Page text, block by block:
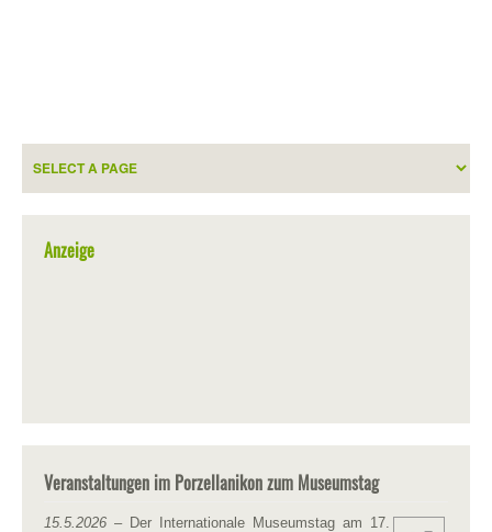
Anzeige
Veranstaltungen im Porzellanikon zum Museumstag
15.5.2026 – Der Internationale Museumstag am 17.